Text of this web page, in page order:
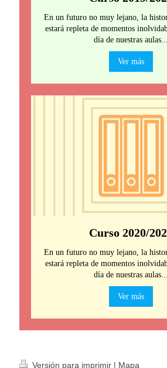
En un futuro no muy lejano, la
estará repleta de momentos
día de nuestras aulas...
Ver más
Curso 2020/
En un futuro no muy lejano, la
estará repleta de momentos
día de nuestras aulas...
Ver más
Versión para imprimir | Mapa